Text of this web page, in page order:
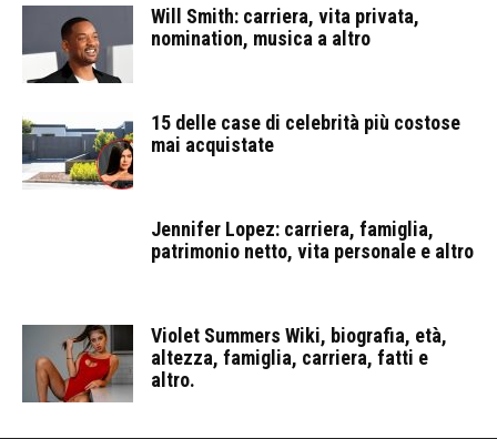
Will Smith: carriera, vita privata,
nomination, musica a altro
15 delle case di celebrità più costose
mai acquistate
Jennifer Lopez: carriera, famiglia,
patrimonio netto, vita personale e altro
Violet Summers Wiki, biografia, età,
altezza, famiglia, carriera, fatti e
altro.